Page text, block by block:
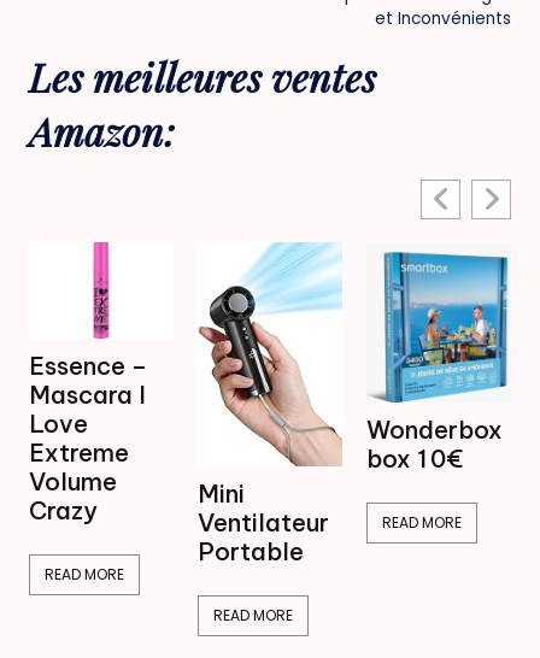
et Inconvénients
Les meilleures ventes
Amazon:
Mini
Ventilateur
Portable
Wonderbox
box 1 0€
READ MORE
Mini
Ventilateur
Brumisateur
16,99€